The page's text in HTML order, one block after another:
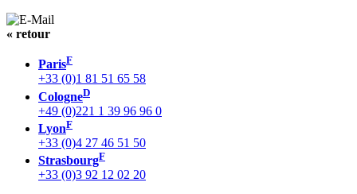
« retour
ParisF
+33 (0)1 81 51 65 58
CologneD
+49 (0)221 1 39 96 96 0
LyonF
+33 (0)4 27 46 51 50
StrasbourgF
+33 (0)3 92 12 02 20